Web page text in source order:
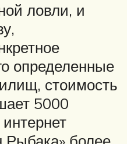
ловли, и
определенные
стоимость
5000